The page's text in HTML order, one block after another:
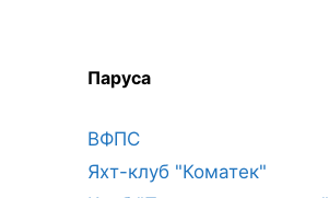
Паруса
ВФПС
Яхт-клуб "Коматек"